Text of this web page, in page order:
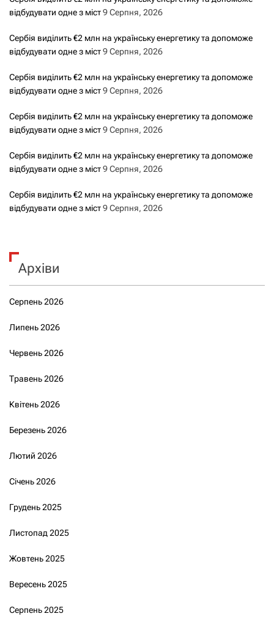
відбудувати одне з міст9 Серпня, 2026
Сербія виділить €2 млн на українську енергетику та допоможе
відбудувати одне з міст9 Серпня, 2026
Сербія виділить €2 млн на українську енергетику та допоможе
відбудувати одне з міст9 Серпня, 2026
Сербія виділить €2 млн на українську енергетику та допоможе
відбудувати одне з міст9 Серпня, 2026
Сербія виділить €2 млн на українську енергетику та допоможе
відбудувати одне з міст9 Серпня, 2026
Сербія виділить €2 млн на українську енергетику та допоможе
відбудувати одне з міст9 Серпня, 2026
Архіви
Серпень 2026
Липень 2026
Червень 2026
Травень 2026
Квітень 2026
Березень 2026
Лютий 2026
Січень 2026
Грудень 2025
Листопад 2025
Жовтень 2025
Вересень 2025
Серпень 2025